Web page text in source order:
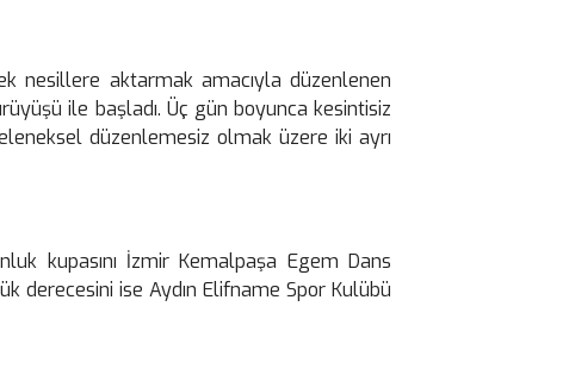
nesillere aktarmak amacıyla düzenlenen
ile başladı. Üç gün boyunca kesintisiz
düzenlemesiz olmak üzere iki ayrı
kupasını İzmir Kemalpaşa Egem Dans
derecesini ise Aydın Elifname Spor Kulübü